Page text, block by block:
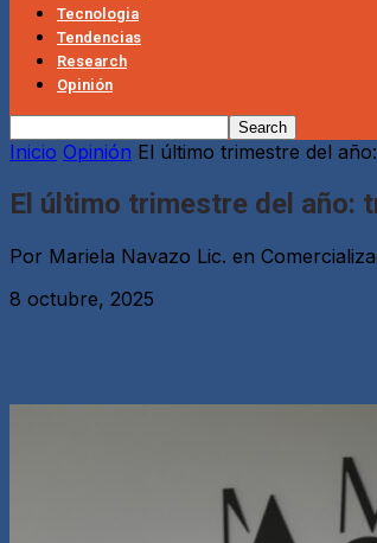
Tecnologia
Tendencias
Research
Opinión
Inicio Opinión El último trimestre del
El último trimestre del año:
Por Mariela Navazo Lic. en
8 octubre, 2025